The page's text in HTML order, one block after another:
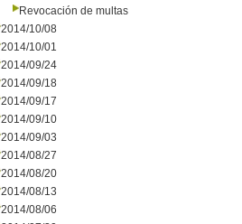
Revocación de multas
2014/10/08
2014/10/01
2014/09/24
2014/09/18
2014/09/17
2014/09/10
2014/09/03
2014/08/27
2014/08/20
2014/08/13
2014/08/06